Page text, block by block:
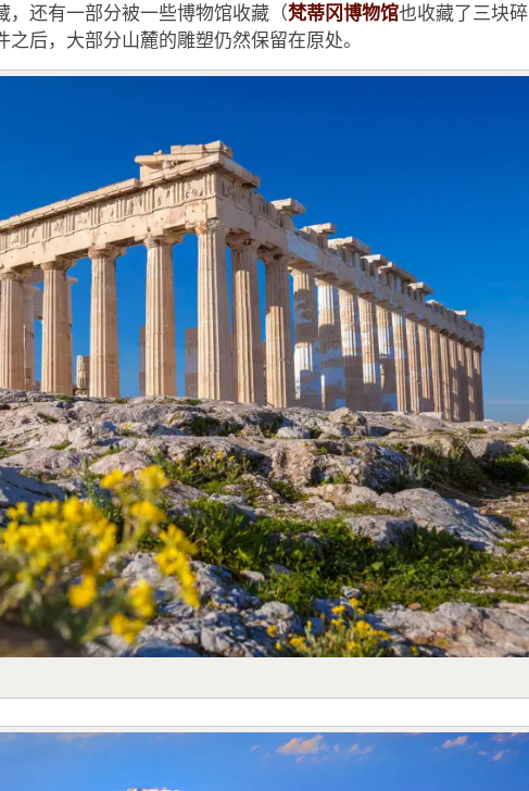
，还有一部分被一些博物馆收藏（梵蒂冈博物馆也收藏了三块碎
后，大部分山麓的雕塑仍然保留在原处。